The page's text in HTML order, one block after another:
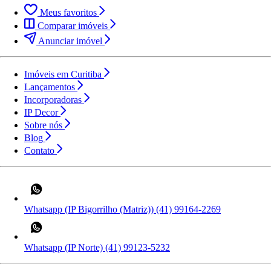
Meus favoritos
Comparar imóveis
Anunciar imóvel
Imóveis em Curitiba
Lançamentos
Incorporadoras
IP Decor
Sobre nós
Blog
Contato
Whatsapp (IP Bigorrilho (Matriz)) (41) 99164-2269
Whatsapp (IP Norte) (41) 99123-5232